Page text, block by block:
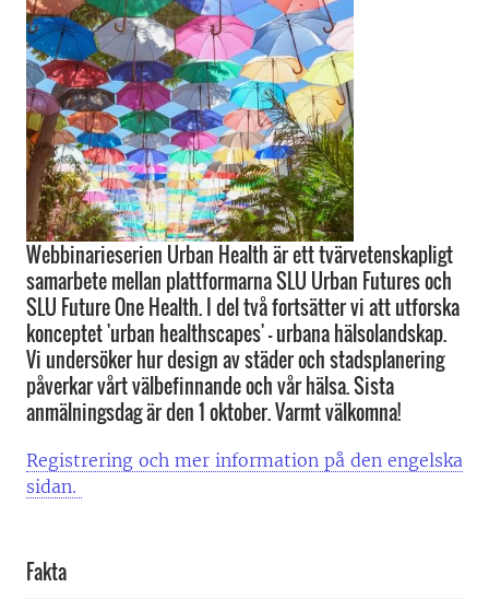
Webbinarieserien Urban Health är ett tvärvetenskapligt
samarbete mellan plattformarna SLU Urban Futures och
SLU Future One Health. I del två fortsätter vi att utforska
konceptet 'urban healthscapes' - urbana hälsolandskap.
Vi undersöker hur design av städer och stadsplanering
påverkar vårt välbefinnande och vår hälsa. Sista
anmälningsdag är den 1 oktober. Varmt välkomna!
Registrering och mer information på den engelska
sidan.
Fakta